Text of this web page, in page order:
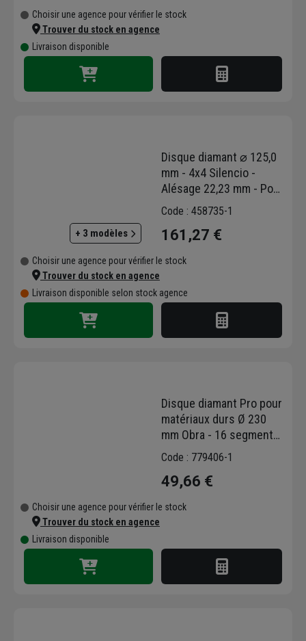
Choisir une agence pour vérifier le stock
Trouver du stock en agence
Livraison disponible
+ 3 modèles
Disque diamant ⌀ 125,0
mm - 4x4 Silencio -
Alésage 22,23 mm - Pour
béton, béton armé,
asphalte et granit
Code : 458735-1
161,27 €
Choisir une agence pour vérifier le stock
Trouver du stock en agence
Livraison disponible selon stock agence
Disque diamant Pro pour
matériaux durs Ø 230
mm Obra - 16 segments
38 x 2,4 x 10 mm -
Alésage 22,23 mm
Code : 779406-1
49,66 €
Choisir une agence pour vérifier le stock
Trouver du stock en agence
Livraison disponible